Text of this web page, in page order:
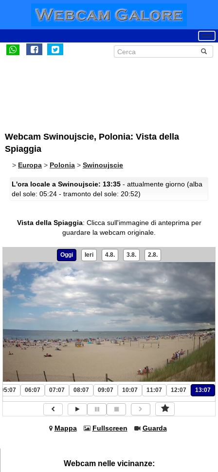
Webcam Swinoujscie, Polonia: Vista della
Spiaggia
> Europa > Polonia > Swinoujscie
L'ora locale a Swinoujscie: 13:35 - attualmente giorno (alba
del sole: 05:24 - tramonto del sole: 20:52)
Vista della Spiaggia: Clicca sull'immagine di anteprima per
guardare la webcam originale.
Oggi Ieri 4.8. 3.8. 2.8.
05:07 06:07 07:07 08:07 09:07 10:07 11:07 12:07 13:07
Mappa Fullscreen Guarda
Webcam nelle vicinanze: